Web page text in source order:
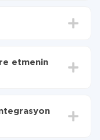
etmenin
yaparsınız.